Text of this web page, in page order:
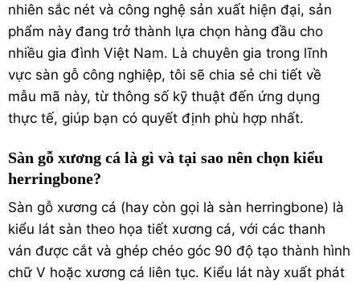
nhiên sắc nét và công nghệ sản xuất hiện đại, sản
phẩm này đang trở thành lựa chọn hàng đầu cho
nhiều gia đình Việt Nam. Là chuyên gia trong lĩnh
vực sàn gỗ công nghiệp, tôi sẽ chia sẻ chi tiết về
mẫu mã này, từ thông số kỹ thuật đến ứng dụng
thực tế, giúp bạn có quyết định phù hợp nhất.
Sàn gỗ xương cá là gì và tại sao nên chọn kiểu
herringbone?
Sàn gỗ xương cá (hay còn gọi là sàn herringbone) là
kiểu lát sàn theo họa tiết xương cá, với các thanh
ván được cắt và ghép chéo góc 90 độ tạo thành hình
chữ V hoặc xương cá liên tục. Kiểu lát này xuất phát